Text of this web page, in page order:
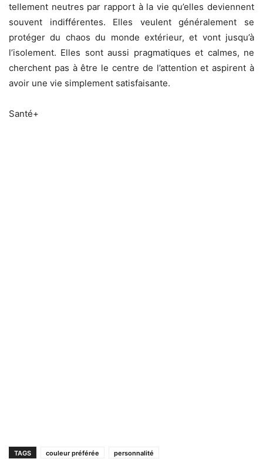
tellement neutres par rapport à la vie qu’elles deviennent
souvent indifférentes. Elles veulent généralement se
protéger du chaos du monde extérieur, et vont jusqu’à
l’isolement. Elles sont aussi pragmatiques et calmes, ne
cherchent pas à être le centre de l’attention et aspirent à
avoir une vie simplement satisfaisante.
Santé+
TAGS couleur préférée personnalité